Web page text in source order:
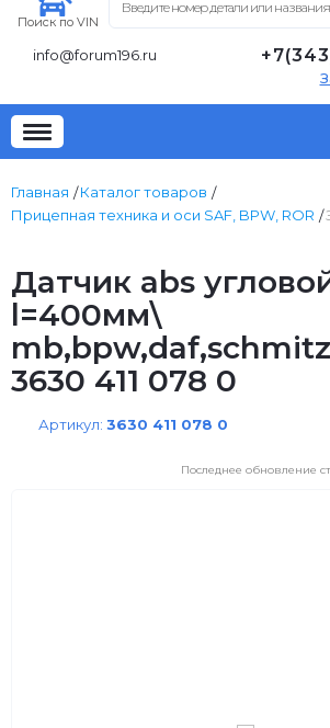
Поиск по VIN
info@forum196.ru
Главная
Каталог товаров
Прицепная техника и оси SAF, BPW, ROR
Датчик abs
l=400мм\
3630 411 078 0
Артикул: 3630 411 078 0
Последнее обновление